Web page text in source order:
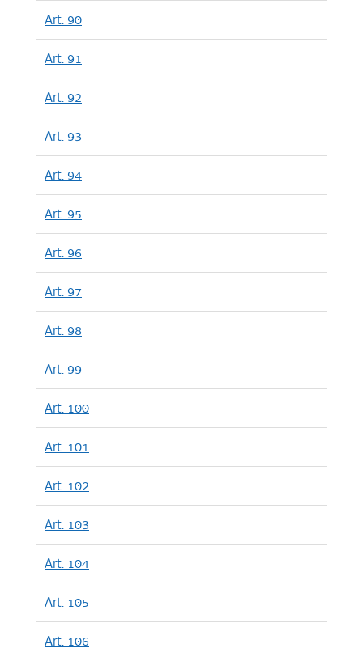
Art. 90
Art. 91
Art. 92
Art. 93
Art. 94
Art. 95
Art. 96
Art. 97
Art. 98
Art. 99
Art. 100
Art. 101
Art. 102
Art. 103
Art. 104
Art. 105
Art. 106